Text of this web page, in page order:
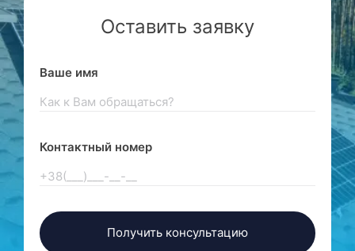
Оставить заявку
Ваше имя
Контактный номер